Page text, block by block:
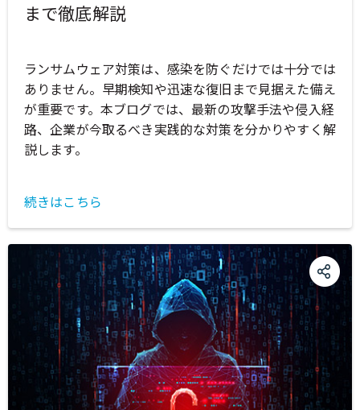
まで徹底解説
ランサムウェア対策は、感染を防ぐだけでは十分では
ありません。早期検知や迅速な復旧まで見据えた備え
が重要です。本ブログでは、最新の攻撃手法や侵入経
路、企業が今取るべき実践的な対策を分かりやすく解
説します。
続きはこちら